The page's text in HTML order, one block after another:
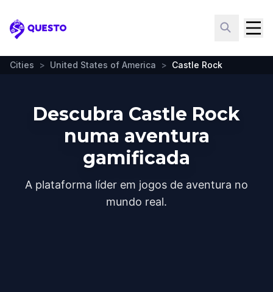
Questo
Cities > United States of America > Castle Rock
Descubra Castle Rock
numa aventura
gamificada
A plataforma líder em jogos de aventura no
mundo real.